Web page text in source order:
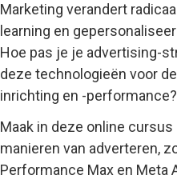
Marketing verandert
learning en
Hoe pas je je advertising-
deze technologieën voor
inrichting en -performance?
Maak in deze online
manieren van adverteren,
Performance Max en Meta